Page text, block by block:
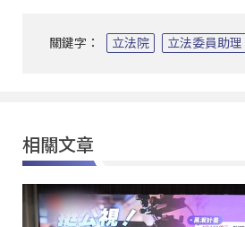
關鍵字： 立法院 立法委員助理
相關文章